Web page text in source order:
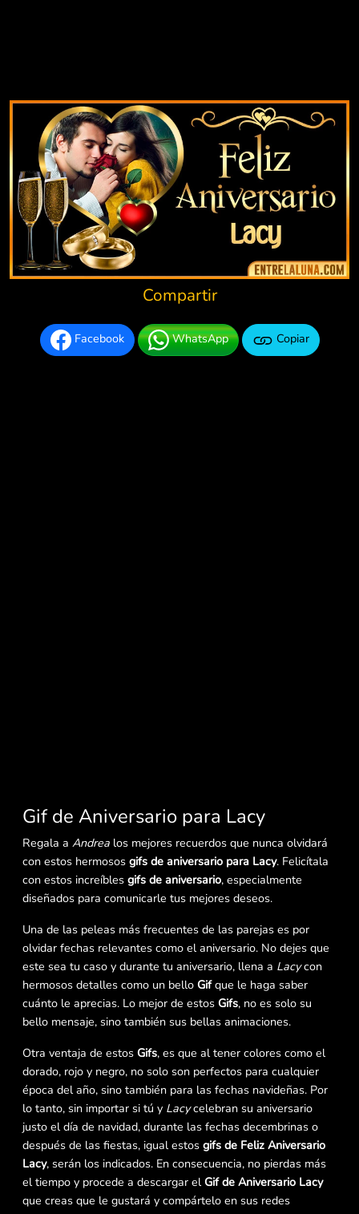
Compartir
Facebook WhatsApp Copiar
Gif de Aniversario para Lacy
Regala a Andrea los mejores recuerdos que nunca olvidará
con estos hermosos gifs de aniversario para Lacy. Felicítala
con estos increíbles gifs de aniversario, especialmente
diseñados para comunicarle tus mejores deseos.
Una de las peleas más frecuentes de las parejas es por
olvidar fechas relevantes como el aniversario. No dejes que
este sea tu caso y durante tu aniversario, llena a Lacycon
hermosos detalles como un bello Gifque le haga saber
cuánto le aprecias. Lo mejor de estos Gifs, no es solo su
bello mensaje, sino también sus bellas animaciones.
Otra ventaja de estos Gifs, es que al tener colores como el
dorado, rojo y negro, no solo son perfectos para cualquier
época del año, sino también para las fechas navideñas. Por
lo tanto, sin importar si tú y Lacycelebran su aniversario
justo el día de navidad, durante las fechas decembrinas o
después de las fiestas, igual estos gifs de Feliz Aniversario
Lacy, serán los indicados. En consecuencia, no pierdas más
el tiempo y procede a descargar elGif de Aniversario Lacy
que creas que le gustará y compártelo en sus redes